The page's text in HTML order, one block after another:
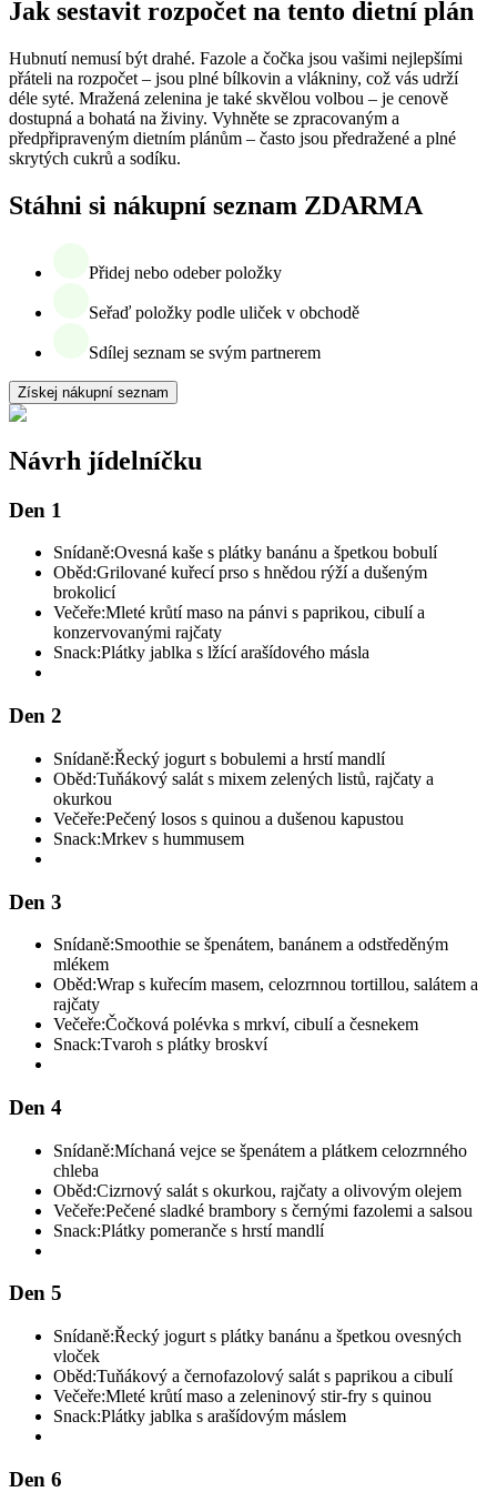
Jak sestavit rozpočet na tento dietní plán
Hubnutí nemusí být drahé. Fazole a čočka jsou vašimi nejlepšími
přáteli na rozpočet – jsou plné bílkovin a vlákniny, což vás udrží
déle syté. Mražená zelenina je také skvělou volbou – je cenově
dostupná a bohatá na živiny. Vyhněte se zpracovaným a
předpřipraveným dietním plánům – často jsou předražené a plné
skrytých cukrů a sodíku.
Stáhni si nákupní seznam ZDARMA
Přidej nebo odeber položky
Seřaď položky podle uliček v obchodě
Sdílej seznam se svým partnerem
Získej nákupní seznam
Návrh jídelníčku
Den 1
Snídaně:Ovesná kaše s plátky banánu a špetkou bobulí
Oběd:Grilované kuřecí prso s hnědou rýží a dušeným
brokolicí
Večeře:Mleté krůtí maso na pánvi s paprikou, cibulí a
konzervovanými rajčaty
Snack:Plátky jablka s lžící arašídového másla
Den 2
Snídaně:Řecký jogurt s bobulemi a hrstí mandlí
Oběd:Tuňákový salát s mixem zelených listů, rajčaty a
okurkou
Večeře:Pečený losos s quinou a dušenou kapustou
Snack:Mrkev s hummusem
Den 3
Snídaně:Smoothie se špenátem, banánem a odstředěným
mlékem
Oběd:Wrap s kuřecím masem, celozrnnou tortillou, salátem a
rajčaty
Večeře:Čočková polévka s mrkví, cibulí a česnekem
Snack:Tvaroh s plátky broskví
Den 4
Snídaně:Míchaná vejce se špenátem a plátkem celozrnného
chleba
Oběd:Cizrnový salát s okurkou, rajčaty a olivovým olejem
Večeře:Pečené sladké brambory s černými fazolemi a salsou
Snack:Plátky pomeranče s hrstí mandlí
Den 5
Snídaně:Řecký jogurt s plátky banánu a špetkou ovesných
vloček
Oběd:Tuňákový a černofazolový salát s paprikou a cibulí
Večeře:Mleté krůtí maso a zeleninový stir-fry s quinou
Snack:Plátky jablka s arašídovým máslem
Den 6